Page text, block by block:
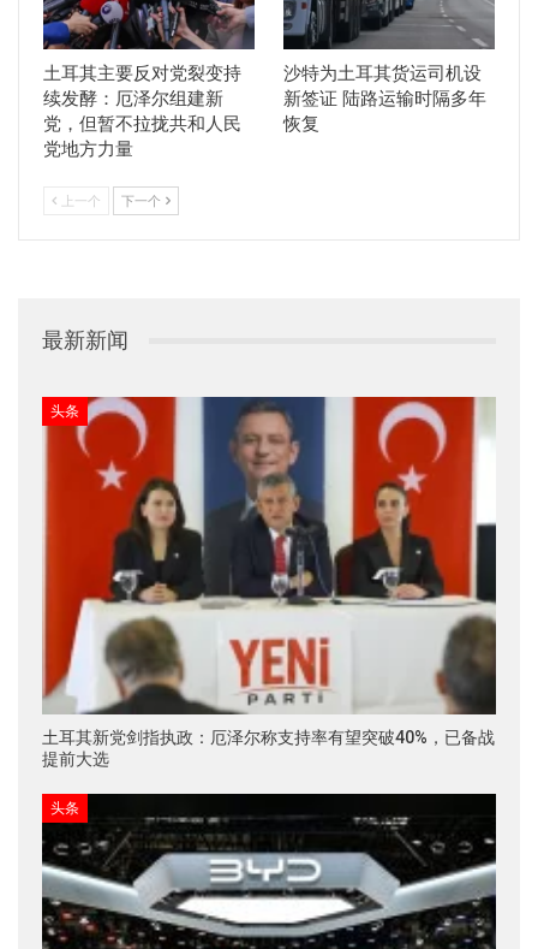
土耳其主要反对党裂变持
续发酵：厄泽尔组建新
党，但暂不拉拢共和人民
党地方力量
沙特为土耳其货运司机设
新签证 陆路运输时隔多年
恢复
上一个 下一个
最新新闻
头条
土耳其新党剑指执政：厄泽尔称支持率有望突破40%，已备战
提前大选
头条